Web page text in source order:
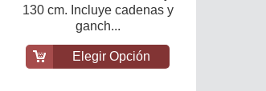
130 cm. Incluye cadenas y
ganch...
Elegir Opción